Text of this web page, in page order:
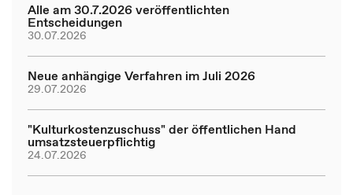
Alle am 30.7.2026 veröffentlichten
Entscheidungen
30.07.2026
Neue anhängige Verfahren im Juli 2026
29.07.2026
"Kulturkostenzuschuss" der öffentlichen Hand
umsatzsteuerpflichtig
24.07.2026